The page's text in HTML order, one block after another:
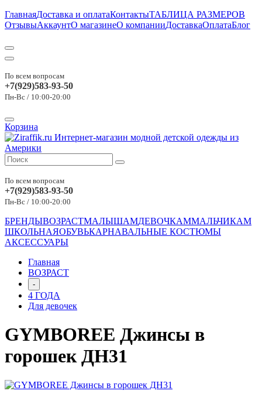
ГлавнаяДоставка и оплатаКонтактыТАБЛИЦА РАЗМЕРОВ
ОтзывыАккаунтО магазинеО компанииДоставкаОплатаБлог
По всем вопросам
+7(929)583-93-50
Пн-Вс / 10:00-20:00
Корзина
По всем вопросам
+7(929)583-93-50
Пн-Вс / 10:00-20:00
БРЕНДЫВОЗРАСТМАЛЫШАМДЕВОЧКАММАЛЬЧИКАМ
ШКОЛЬНАЯОБУВЬКАРНАВАЛЬНЫЕ КОСТЮМЫ
АКСЕССУАРЫ
Главная
ВОЗРАСТ
-
4 ГОДА
Для девочек
GYMBOREE Джинсы в
горошек ДН31